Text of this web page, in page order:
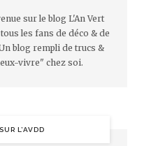
sur le blog L'An Vert
les fans de déco & de
blog rempli de trucs &
vivre" chez soi.
L’AVDD